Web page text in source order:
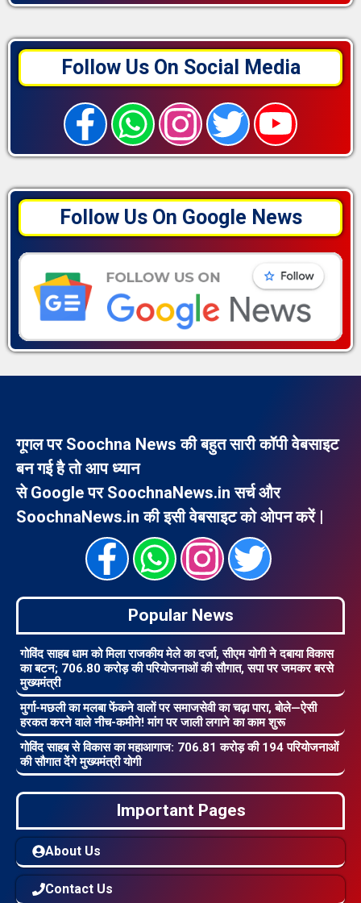
Follow Us On Social Media
Follow Us On Google News
गूगल पर Soochna News की बहुत सारी कॉपी वेबसाइट
बन गई है तो आप ध्यान
से Google पर SoochnaNews.in सर्च और
SoochnaNews.in की इसी वेबसाइट को ओपन करें |
Popular News
गोविंद साहब धाम को मिला राजकीय मेले का दर्जा, सीएम योगी ने दबाया विकास
का बटन; 706.80 करोड़ की परियोजनाओं की सौगात, सपा पर जमकर बरसे
मुख्यमंत्री
मुर्गा-मछली का मलबा फेंकने वालों पर समाजसेवी का चढ़ा पारा, बोले—ऐसी
हरकत करने वाले नीच-कमीने! मांग पर जाली लगाने का काम शुरू
गोविंद साहब से विकास का महाआगाज: 706.81 करोड़ की 194 परियोजनाओं
की सौगात देंगे मुख्यमंत्री योगी
Important Pages
About Us
Contact Us